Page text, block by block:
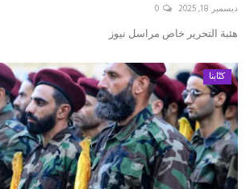
ديسمبر 18, 2025 0
هئبة التحرير خاص مراسل نيوز
كتّابنا